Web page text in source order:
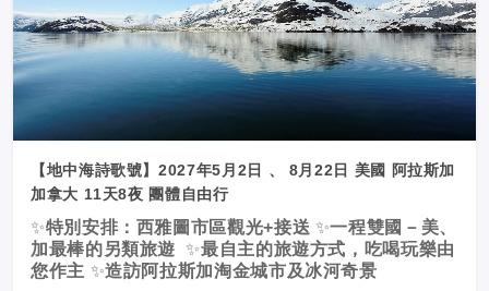
【地中海詩歌號】2027年5月2日 、 8月22日 美國 阿拉斯加
加拿大 11天8夜 團體自由行
✨特別安排：西雅圖市區觀光+接送 ✨一程雙國－美、
加最棒的另類旅遊 ✨最自主的旅遊方式，吃喝玩樂由
您作主 ✨造訪阿拉斯加淘金城市及冰河奇景